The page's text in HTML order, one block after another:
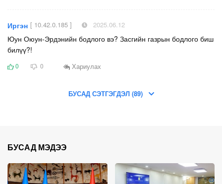
Иргэн [ 10.42.0.185 ] 2025.06.12
Юун Оюун-Эрдэнийн бодлого вэ? Засгийн газрын бодлого биш
билүү?!
0 0 Хариулах
БУСАД СЭТГЭГДЭЛ (89)
БУСАД МЭДЭЭ